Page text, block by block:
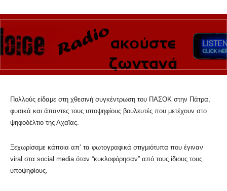
Πολλούς είδαμε στη χθεσινή συγκέντρωση του ΠΑΣΟΚ στην Πάτρα,
φυσικά και άπαντες τους υποψηφίους βουλευτές που μετέχουν στο
ψηφοδέλτιο της Αχαϊας.
Ξεχωρίσαμε κάποια απ’ τα φωτογραφικά στιγμιότυπα που έγιναν
viral στα social media όταν “κυκλοφόρησαν” από τους ίδιους τους
υποψηφίους.